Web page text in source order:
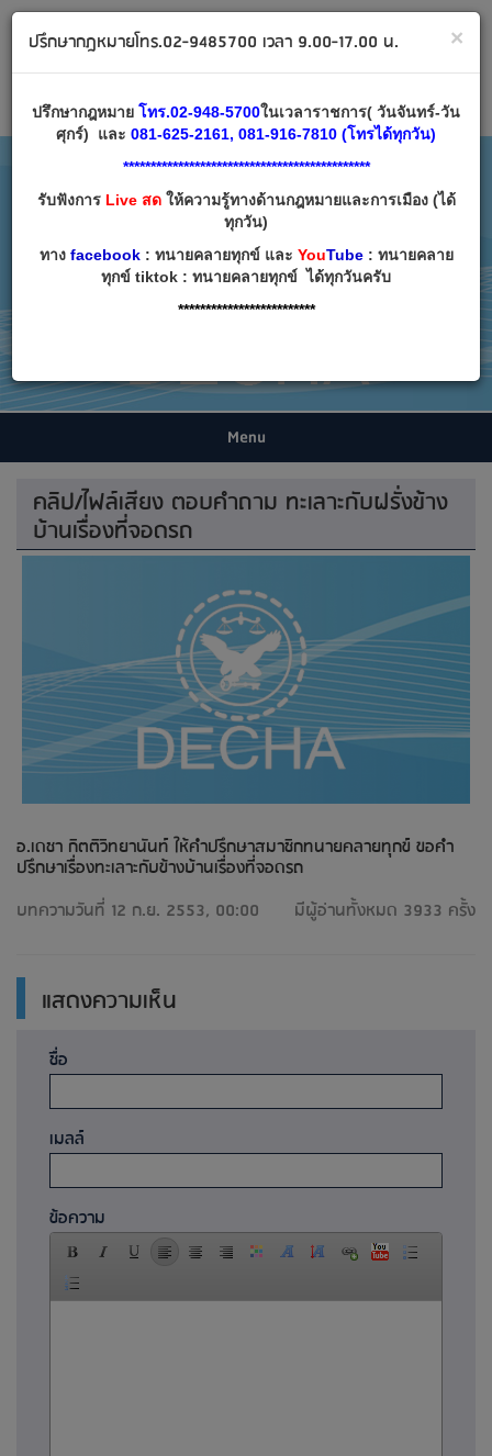
Email:decha007@decha.com
เข้าสู่ระบบ สมัครสมาชิก
Menu
คลิป/ไฟล์เสียง ตอบคำถาม ทะเลาะกับฝรั่งข้าง
บ้านเรื่องที่จอดรถ
อ.เดชา กิตติวิทยานันท์ ให้คำปรึกษาสมาชิกทนายคลายทุกข์ ขอคำ
ปรึกษาเรื่องทะเลาะกับข้างบ้านเรื่องที่จอดรถ
บทความวันที่ 12 ก.ย. 2553, 00:00
มีผู้อ่านทั้งหมด 3933 ครั้ง
แสดงความเห็น
ชื่อ
เมลล์
ข้อความ
×
ปรึกษากฎหมายโทร.02-9485700 เวลา 9.00-17.00 น.
ปรึกษากฎหมาย โทร.02-948-5700ในเวลาราชการ( วันจันทร์-วัน
ศุกร์) และ 081-625-2161, 081-916-7810 (โทรได้ทุกวัน)
*********************************************
รับฟังการLive สดให้ความรู้ทางด้านกฎหมายและการเมือง (ได้
ทุกวัน)
ทาง facebook: ทนายคลายทุกข์ และ YouTube: ทนายคลาย
ทุกข์ tiktok : ทนายคลายทุกข์ ได้ทุกวันครับ
*************************